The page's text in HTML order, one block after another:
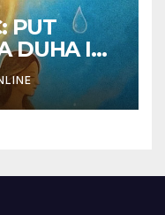
PUT
DUHA I